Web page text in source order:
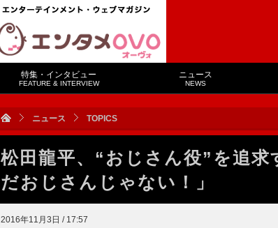
特集・インタビュー
FEATURE & INTERVIEW
ニュース
NEWS
ニュース TOPICS
松田龍平、“おじさん役”を追
だおじさんじゃない！」
2016年11月3日 / 17:57